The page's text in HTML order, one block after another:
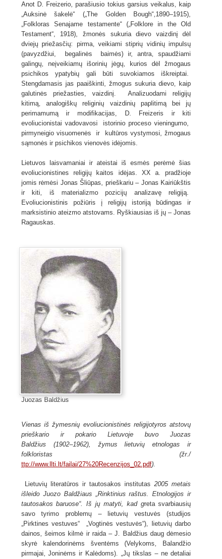
Anot D. Freizerio, parašiusio tokius garsius veikalus, kaip
„Auksinė šakelė“ („The Golden Bough“,1890–1915),
„Folkloras Senajame testamente“ („Folklore in the Old
Testament“, 1918), žmonės sukuria dievo vaizdinį dėl
dviejų priežasčių: pirma, veikiami stiprių vidinių impulsų
(pavyzdžiui, begalinės baimės) ir, antra, spaudžiami
galingų, neįveikiamų išorinių jėgų, kurios dėl žmogaus
psichikos ypatybių gali būti suvokiamos iškreiptai.
Stengdamasis jas paaiškinti, žmogus sukuria dievo, kaip
galutinės priežasties, vaizdinį. Analizuodami religijų
kitimą, analogiškų religinių vaizdinių paplitimą bei jų
perimamumą ir modifikacijas, D. Freizeris ir kiti
evoliucionistai vadovavosi istorinio proceso vieningumo,
pirmyneigio visuomenės ir kultūros vystymosi, žmogaus
sąmonės ir psichikos vienovės idėjomis.
Lietuvos laisvamaniai ir ateistai iš esmės perėmė šias
evoliucionistines religijų kaitos idėjas. XX a. pradžioje
jomis rėmėsi Jonas Šliūpas, prieškariu – Jonas Kairiūkštis
ir kiti, iš materializmo pozicijų analizavę religiją.
Evoliucionistinis požiūris į religijų istoriją būdingas ir
marksistinio ateizmo atstovams. Ryškiausias iš jų – Jonas
Ragauskas.
Juozas Baldžius
Vienas iš žymesnių evoliucionistinės religijotyros atstovų
prieškario ir pokario Lietuvoje buvo Juozas
Baldžius (1902–1962), žymus lietuvių etnologas ir
folkloristas (žr./
ttp://www.llti.lt/failai/27%20Recenzijos_02.pdf).
Lietuvių literatūros ir tautosakos institutas 2005 metais
išleido Juozo Baldžiaus „Rinktinius raštus. Etnologijos ir
tautosakos baruose“. Iš jų matyti, kad greta svarbiausių
savo tyrimo problemų – lietuvių vestuvės (studijos
„Pirktines vestuves“ „Vogtinės vestuvės“), lietuvių darbo
dainos, šeimos kilmė ir raida – J. Baldžius daug dėmesio
skyrė kalendorinėms šventėms (Velykoms, Balandžio
pirmajai, Joninėms ir Kalėdoms). „Jų tikslas – ne detaliai